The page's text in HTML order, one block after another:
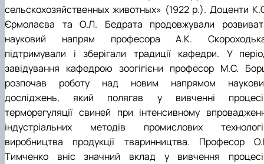
сельскохозяйственных животных» (1922 р.). Доценти
Єрмолаєва та О.Л. Бедрата продовжували
науковий напрям професора А.К.
підтримували і зберігали традиції кафедри. У
завідування кафедрою зоогігієни професор М.С.
розпочав роботу над новим напрямом
досліджень, який полягав у вивченні
терморегуляції свиней при інтенсивному
індустріальних методів промислових
виробництва продукції тваринництва. Професор
Тимченко вніс значний вклад у вивчення